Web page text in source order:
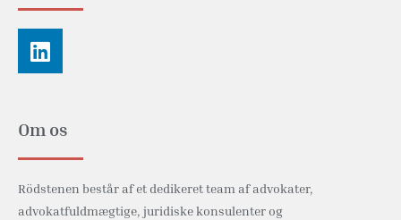
Linkedin
Om os
Rödstenen består af et dedikeret team af advokater,
advokatfuldmægtige, juridiske konsulenter og